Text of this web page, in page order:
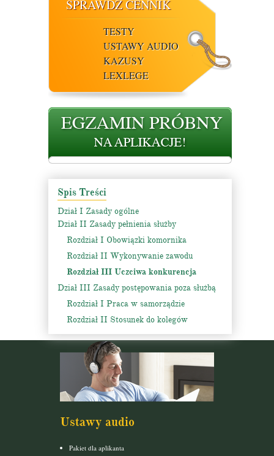
SPRAWDŹ CENNIK
TESTY
USTAWY AUDIO
KAZUSY
LEXLEGE
Spis Treści
Dział I Zasady ogólne
Dział II Zasady pełnienia służby
Rozdział I Obowiązki komornika
Rozdział II Wykonywanie zawodu
Rozdział III Uczciwa konkurencja
Dział III Zasady postępowania poza służbą
Rozdział I Praca w samorządzie
Rozdział II Stosunek do kolegów
Ustawy audio
Pakiet dla aplikanta